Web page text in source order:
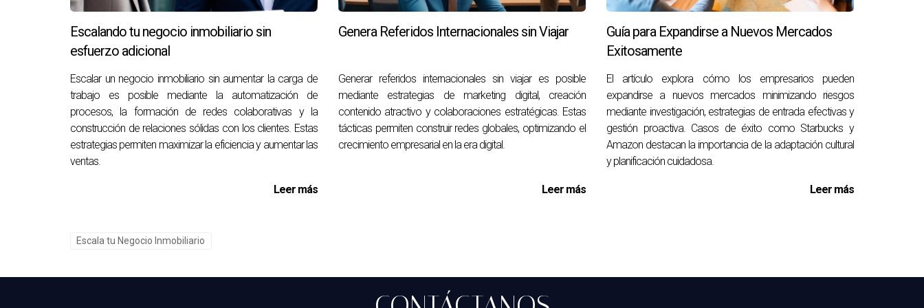
Sé flexible y adaptable:Esté dispuesto a ajustar tus objetivos y métodos ante cambios inesperados o nuevas oportunidades.
Preguntas frecuentes
¿Cómo puedo saber si una oportunidad es adecuada para mí?
Determina si la oportunidad se alinea con tus valores y objetivos. Investiga la cultura de la empresa y habla con personas que trabajen allí para obtener una
perspectiva más clara.
¿Cómo puedo manejar la carga de trabajo si siento que está aumentando?
Las habilidades en tecnología, comunicación efectiva, trabajo en equipo y adaptabilidad son altamente valoradas. Invertir en tu educación continua puede
¿Cuál es la mejor manera de establecer una red de contactos?
Escalando tu negocio inmobiliario sin
esfuerzo adicional
Escalar un negocio inmobiliario sin aumentar la carga de
trabajo es posible mediante la automatización de
procesos, la formación de redes colaborativas y la
construcción de relaciones sólidas con los clientes. Estas
estrategias permiten maximizar la eficiencia y aumentar las
ventas.
Leer más
Genera Referidos Internacionales sin Viajar
Generar referidos internacionales sin viajar es posible
mediante estrategias de marketing digital, creación
contenido atractivo y colaboraciones estratégicas. Estas
tácticas permiten construir redes globales, optimizando el
crecimiento empresarial en la era digital.
Leer más
Guía para Expandirse a Nuevos Mercados
Exitosamente
El artículo explora cómo los empresarios pueden
expandirse a nuevos mercados minimizando riesgos
mediante investigación, estrategias de entrada efectivas y
gestión proactiva. Casos de éxito como Starbucks y
Amazon destacan la importancia de la adaptación cultural
y planificación cuidadosa.
Leer más
Escala tu Negocio Inmobiliario